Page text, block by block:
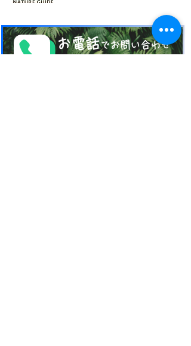
お電話でお問い合わせ